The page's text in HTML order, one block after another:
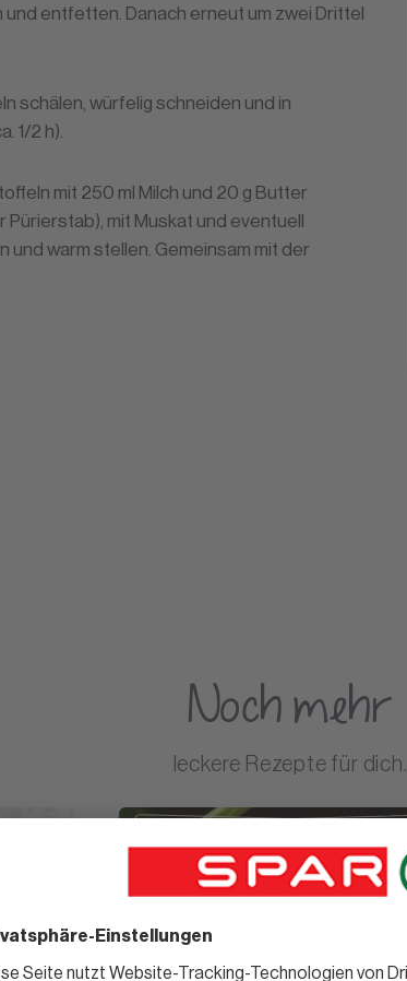
entfetten. Danach erneut um zwei Drittel
schälen, würfelig schneiden und in
1/2 h).
mit 250 ml Milch und 20 g Butter
Pürierstab), mit Muskat und eventuell
und warm stellen. Gemeinsam mit der
Noch mehr
leckere Rezepte für dich.